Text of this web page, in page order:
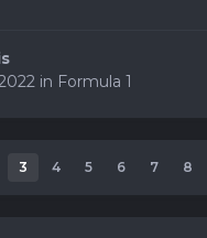
in Formula 1
3 4 5 6 7 8